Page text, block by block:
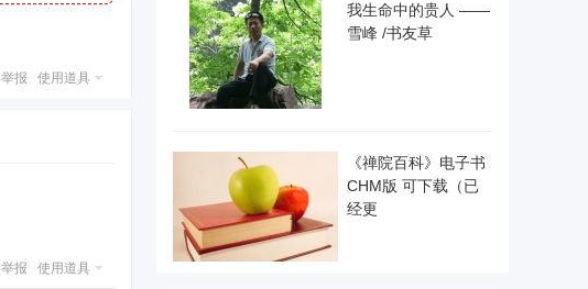
举报 使用道具
举报 使用道具
我生命中的贵人 ——
雪峰 /书友草
《禅院百科》电子书
CHM版 可下载（已
经更